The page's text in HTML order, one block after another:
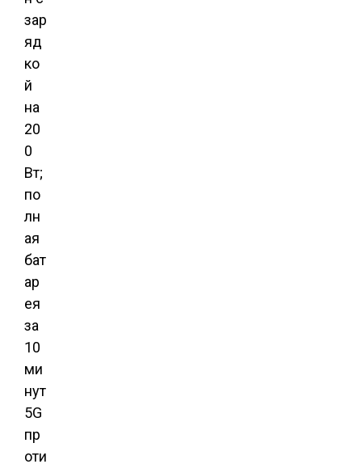
зар
яд
ко
й
на
20
0
Вт;
по
лн
ая
бат
ар
ея
за
10
ми
нут
5G
пр
оти